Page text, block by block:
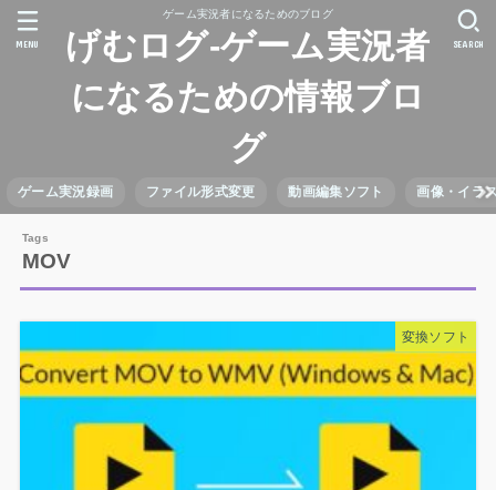
ゲーム実況者になるためのブログ
げむログ-ゲーム実況者
になるための情報ブロ
グ
ゲーム実況録画 ファイル形式変更 動画編集ソフト 画像・イラ
SEARCH
MENU
MOV
変換ソフト